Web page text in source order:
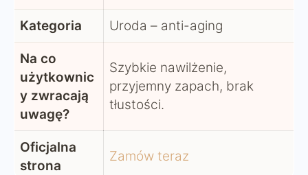
Kategoria Uroda – anti-aging
Na co
użytkownic
y zwracają
uwagę?
Szybkie nawilżenie,
przyjemny zapach, brak
tłustości.
Oficjalna
strona
Zamów teraz